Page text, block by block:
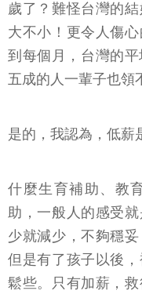
歲了？難怪台灣的
大不小！更令人傷
到每個月，台灣的
五成的人一輩子也領
是的，我認為，低薪
什麼生育補助、教
助，一般人的感受
少就減少，不夠穩
但是有了孩子以後
鬆些。只有加薪，